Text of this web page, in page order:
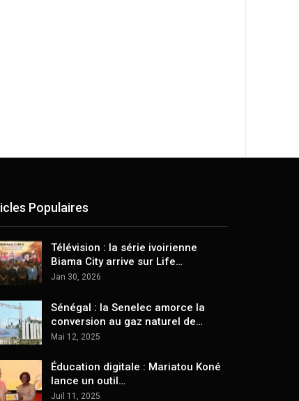
Populaires
Télévision : la série ivoirienne
Biama City arrive sur Life…
Jan 30, 2026
Sénégal : la Senelec amorce la
conversion au gaz naturel de…
Mai 12, 2025
Éducation digitale : Mariatou Koné
lance un outil…
Juil 11, 2025